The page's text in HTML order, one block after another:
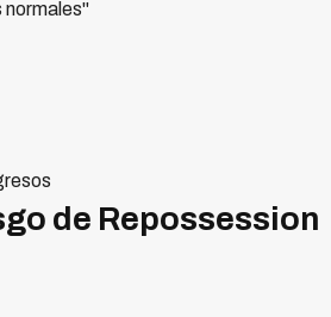
normales"
de Repossession